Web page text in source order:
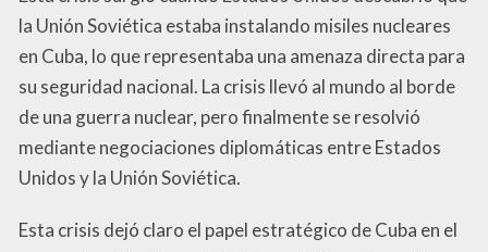
la Unión Soviética estaba instalando misiles nucleares
en Cuba, lo que representaba una amenaza directa para
su seguridad nacional. La crisis llevó al mundo al borde
de una guerra nuclear, pero finalmente se resolvió
mediante negociaciones diplomáticas entre Estados
Unidos y la Unión Soviética.
Esta crisis dejó claro el papel estratégico de Cuba en el